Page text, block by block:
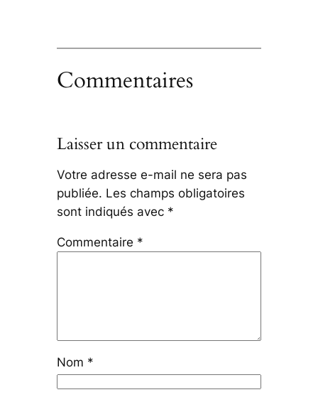
Commentaires
Laisser un commentaire
Votre adresse e-mail ne sera pas
publiée. Les champs obligatoires
sont indiqués avec *
Commentaire *
Nom *